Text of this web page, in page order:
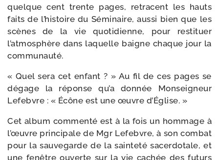
quelque cent trente pages, retracent les hauts
faits de l’histoire du Séminaire, aus­si bien que les
scènes de la vie quo­ti­dienne, pour res­ti­tuer
l’atmosphère dans laquelle baigne chaque jour la
communauté.
« Quel sera cet enfant ? » Au fil de ces pages se
dégage la réponse qu’a don­née Monseigneur
Lefebvre : « Écône est une œuvre d’Église. »
Cet album com­men­té est à la fois un hom­mage à
l’œuvre prin­ci­pale de Mgr Lefebvre, à son com­bat
pour la sau­ve­garde de la sain­te­té sacer­do­tale, et
une fenêtre ouverte sur la vie cachée des futurs